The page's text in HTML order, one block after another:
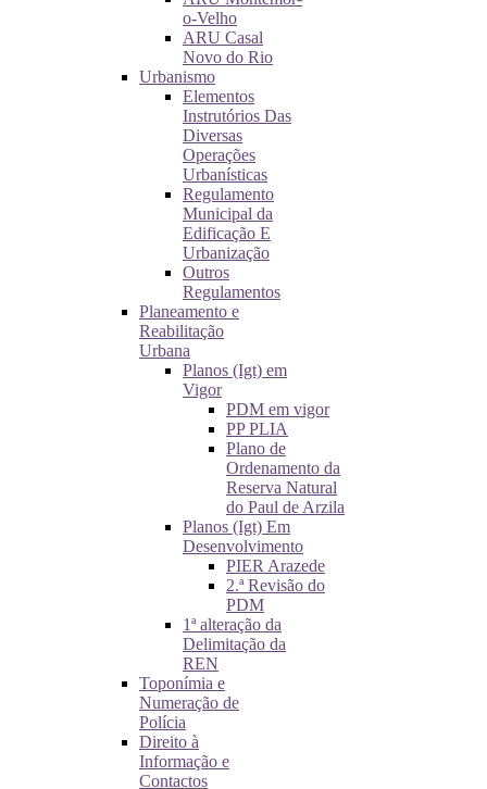
o-Velho
ARU Casal
Novo do Rio
Urbanismo
Elementos
Instrutórios Das
Diversas
Operações
Urbanísticas
Regulamento
Municipal da
Edificação E
Urbanização
Outros
Regulamentos
Planeamento e
Reabilitação
Urbana
Planos (Igt) em
Vigor
PDM em vigor
PP PLIA
Plano de
Ordenamento da
Reserva Natural
do Paul de Arzila
Planos (Igt) Em
Desenvolvimento
PIER Arazede
2.ª Revisão do
PDM
1ª alteração da
Delimitação da
REN
Toponímia e
Numeração de
Polícia
Direito à
Informação e
Contactos